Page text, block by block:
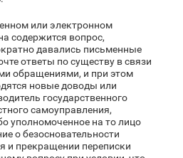
или электронном
содержится вопрос,
давались письменные
ответы по существу в связи
обращениями, и при этом
новые доводы или
государственного
самоуправления,
уполномоченное на то лицо
о безосновательности
и прекращении переписки